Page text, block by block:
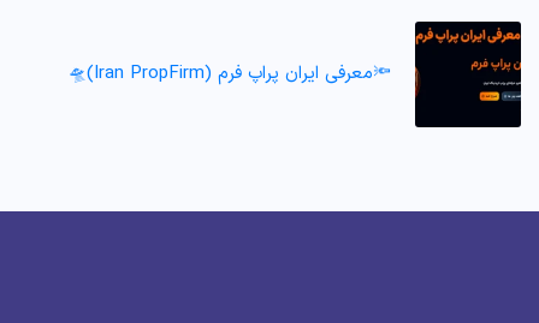
🔦معرفی ایران پراپ فرم (Iran PropFirm)🛸